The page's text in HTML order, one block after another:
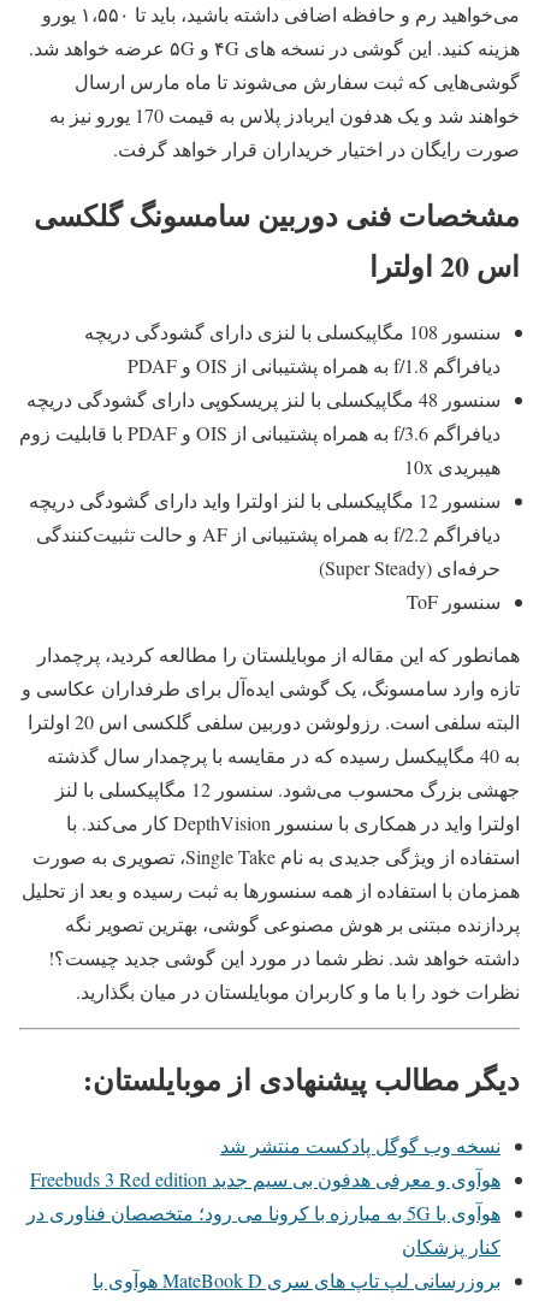
می‌خواهید رم و حافظه اضافی داشته باشید، باید تا ۱،۵۵۰ یورو
هزینه کنید. این گوشی در نسخه های ۴G و ۵G عرضه خواهد شد.
گوشی‌هایی که ثبت سفارش می‌شوند تا ماه مارس ارسال
خواهند شد و یک هدفون ایربادز پلاس به قیمت 170 یورو نیز به
صورت رایگان در اختیار خریداران قرار خواهد گرفت.
مشخصات فنی دوربین سامسونگ گلکسی
اس 20 اولترا
سنسور 108 مگاپیکسلی با لنزی دارای گشودگی دریچه
دیافراگم f/1.8 به همراه پشتیبانی از OIS و PDAF
سنسور 48 مگاپیکسلی با لنز پریسکوپی دارای گشودگی دریچه
دیافراگم f/3.6 به همراه پشتیبانی از OIS و PDAF با قابلیت زوم
هیبریدی 10x
سنسور 12 مگاپیکسلی با لنز اولترا واید دارای گشودگی دریچه
دیافراگم f/2.2 به همراه پشتیبانی از AF و حالت تثبیت‌کنندگی
حرفه‌ای (Super Steady)
سنسور ToF
همانطور که این مقاله از موبایلستان را مطالعه کردید، پرچمدار
تازه وارد سامسونگ، یک گوشی اید‌ه‌آل برای طرفداران عکاسی و
البته سلفی است. رزولوشن دوربین سلفی گلکسی اس 20 اولترا
به 40 مگاپیکسل رسیده که در مقایسه با پرچمدار سال گذشته
جهشی بزرگ محسوب می‌شود. سنسور 12 مگاپیکسلی با لنز
اولترا واید در همکاری با سنسور DepthVision کار می‌کند. با
استفاده از ویژگی جدیدی به نام Single Take، تصویری به صورت
همزمان با استفاده از همه سنسورها به ثبت رسیده و بعد از تحلیل
پردازنده مبتنی بر هوش مصنوعی گوشی، بهترین تصویر نگه
داشته خواهد شد. نظر شما در مورد این گوشی جدید چیست؟!
نظرات خود را با ما و کاربران موبایلستان در میان بگذارید.
دیگر مطالب پیشنهادی از موبایلستان:
نسخه وب گوگل پادکست منتشر شد
هوآوی و معرفی هدفون بی سیم جدید Freebuds 3 Red edition
هوآوی با 5G به مبارزه با کرونا می رود؛ متخصصان فناوری در
کنار پزشکان
بروزرسانی لپ تاپ های سری MateBook D هوآوی با